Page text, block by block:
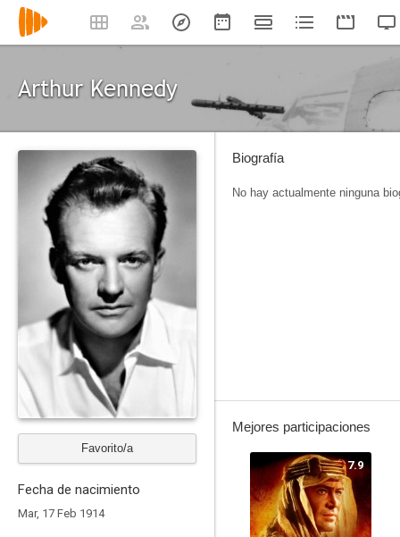
Arthur Kennedy
Favorito/a
Fecha de nacimiento
Mar, 17 Feb 1914
Biografía
No hay actualmente ninguna
Mejores participaciones
7.9